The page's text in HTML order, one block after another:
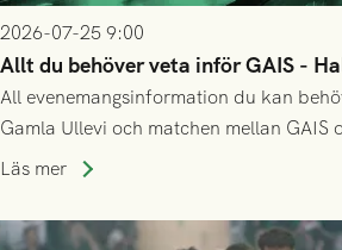
2026-07-25 9:00
Allt du behöver veta inför GAIS -
All evenemangsinformation du kan
Gamla Ullevi och matchen mellan GAIS
Allsvenskan! Avspark kl 16.30 på
Läs mer